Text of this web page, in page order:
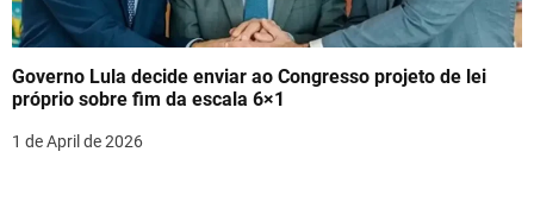
Governo Lula decide enviar ao Congresso projeto de lei
próprio sobre fim da escala 6×1
1 de April de 2026